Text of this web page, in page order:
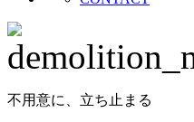
不用意に、立ち止まる